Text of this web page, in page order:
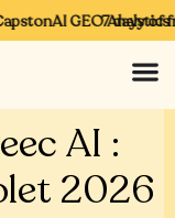
GEO Analytics
7 days of
AI :
2026